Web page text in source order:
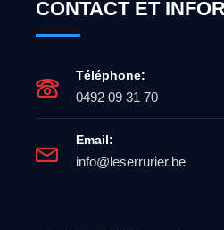
CONTACT ET
Téléphone:
0492 09 31 70
Email:
info@leserrurier.be